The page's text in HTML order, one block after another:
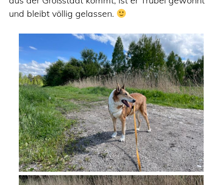
und bleibt völlig gelassen.